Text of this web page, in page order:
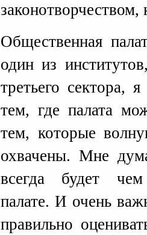
Общественная
один из
третьего сектора,
тем, где палата
тем, которые
охвачены. Мне
всегда будет
палате. И очень
правильно